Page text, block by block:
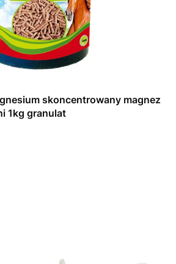
skoncentrowany magnez
1kg granulat